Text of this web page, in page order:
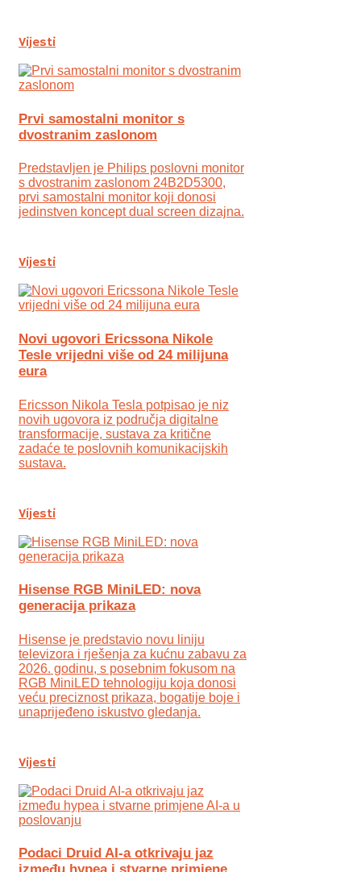
Vijesti
Prvi samostalni monitor s
dvostranim zaslonom
Predstavljen je Philips poslovni monitor
s dvostranim zaslonom 24B2D5300,
prvi samostalni monitor koji donosi
jedinstven koncept dual screen dizajna.
Vijesti
Novi ugovori Ericssona Nikole
Tesle vrijedni više od 24 milijuna
eura
Ericsson Nikola Tesla potpisao je niz
novih ugovora iz područja digitalne
transformacije, sustava za kritične
zadaće te poslovnih komunikacijskih
sustava.
Vijesti
Hisense RGB MiniLED: nova
generacija prikaza
Hisense je predstavio novu liniju
televizora i rješenja za kućnu zabavu za
2026. godinu, s posebnim fokusom na
RGB MiniLED tehnologiju koja donosi
veću preciznost prikaza, bogatije boje i
unaprijeđeno iskustvo gledanja.
Vijesti
Podaci Druid AI-a otkrivaju jaz